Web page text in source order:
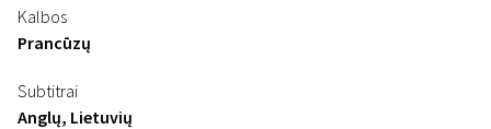
Kalbos
Prancūzų
Subtitrai
Anglų, Lietuvių